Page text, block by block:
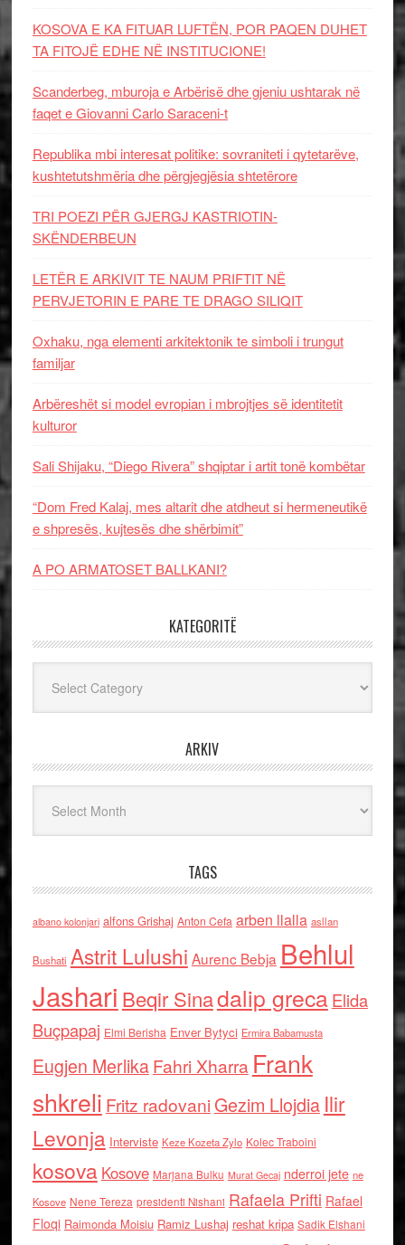
KOSOVA E KA FITUAR LUFTËN, POR PAQEN DUHET
TA FITOJË EDHE NË INSTITUCIONE!
Scanderbeg, mburoja e Arbërisë dhe gjeniu ushtarak në
faqet e Giovanni Carlo Saraceni-t
Republika mbi interesat politike: sovraniteti i qytetarëve,
kushtetutshmëria dhe përgjegjësia shtetërore
TRI POEZI PËR GJERGJ KASTRIOTIN-
SKËNDERBEUN
LETËR E ARKIVIT TE NAUM PRIFTIT NË
PERVJETORIN E PARE TE DRAGO SILIQIT
Oxhaku, nga elementi arkitektonik te simboli i trungut
familjar
Arbëreshët si model evropian i mbrojtjes së identitetit
kulturor
Sali Shijaku, “Diego Rivera” shqiptar i artit tonë kombëtar
“Dom Fred Kalaj, mes altarit dhe atdheut si hermeneutikë
e shpresës, kujtesës dhe shërbimit”
A PO ARMATOSET BALLKANI?
KATEGORITË
ARKIV
TAGS
albano kolonjari alfons Grishaj Anton Cefa arben llalla asllan
Bushati Astrit Lulushi Aurenc Bebja Behlul
Jashari Beqir Sinadalip grecaElida
Buçpapaj Elmi Berisha Enver Bytyci Ermira Babamusta
Eugjen MerlikaFahri Xharra Frank
shkreli Fritz radovaniGezim Llojdia Ilir
Levonja Interviste Keze Kozeta Zylo Kolec Traboini
kosova Kosove Marjana Bulku Murat Gecaj nderroi jete ne
Kosove Nene Tereza presidenti Nishani Rafaela Prifti Rafael
Floqi Raimonda Moisiu Ramiz Lushaj reshat kripa Sadik Elshani